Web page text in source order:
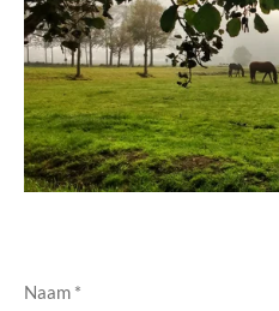
Naam *